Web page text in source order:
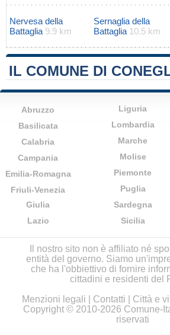
Nervesa della
Battaglia 9.9 km
Sernaglia della
Battaglia 10.5 km
IL COMUNE DI
Abruzzo
Basilicata
Calabria
Campania
Emilia-Romagna
Friuli-Venezia
Giulia
Lazio
Liguria
Lombardia
Marche
Molise
Piemonte
Puglia
Sardegna
Sicilia
Il nostro sito non è affiliato né
entità del governo. Siamo
che ha l'obbiettivo di fornire
cittadini e residenti del
Menzioni legali
Contatti Città e
Copyright © 2010-2026 Comune-
riservati